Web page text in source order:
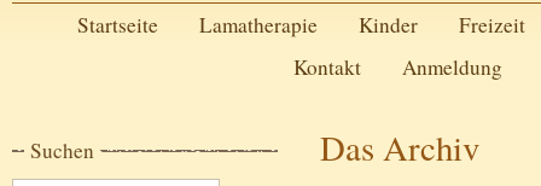
Startseite Lamatherapie Kinder
Freizeit
Kontakt
Anmeldung
Suchen Das Archiv